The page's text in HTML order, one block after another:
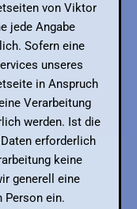
von Viktor
jede Angabe
Sofern eine
unseres
in Anspruch
Verarbeitung
werden. Ist die
erforderlich
keine
generell eine
Person ein.